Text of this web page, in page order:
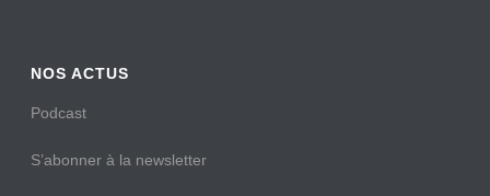
NOS ACTUS
Podcast
S’abonner à la newsletter